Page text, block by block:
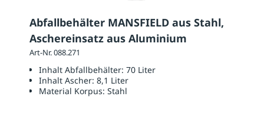
Abfallbehälter MANSFIELD aus Stahl,
Aschereinsatz aus Aluminium
Art-Nr. 088.271
Inhalt Abfallbehälter: 70 Liter
Inhalt Ascher: 8,1 Liter
Material Korpus: Stahl